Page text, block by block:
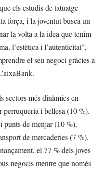
els estudis de tatuatge
força, i la joventut busca un
la volta a la idea que tenim
l’estètica i l’autenticitat”,
el seu negoci gràcies a
sectors més dinàmics en
perruqueria i bellesa (10 %).
punts de menjar (10 %),
de mercaderies (7 %).
el 77 % dels joves
negocis mentre que només